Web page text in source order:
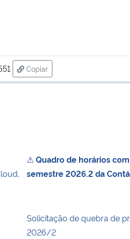
Copiar
para área de transferência
⚠Quadro de horários
semestre 2026.2 da
Solicitação de quebra de
2026/2